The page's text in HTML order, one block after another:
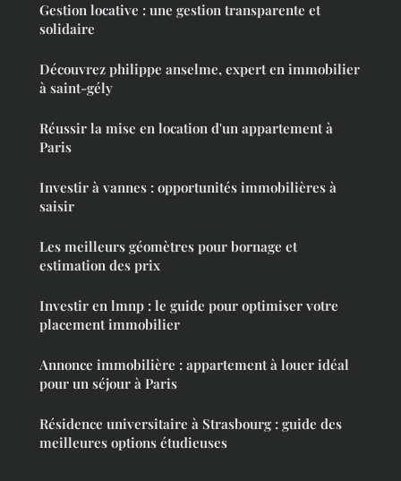
Gestion locative : une gestion transparente et
solidaire
Découvrez philippe anselme, expert en immobilier
à saint-gély
Réussir la mise en location d'un appartement à
Paris
Investir à vannes : opportunités immobilières à
saisir
Les meilleurs géomètres pour bornage et
estimation des prix
Investir en lmnp : le guide pour optimiser votre
placement immobilier
Annonce immobilière : appartement à louer idéal
pour un séjour à Paris
Résidence universitaire à Strasbourg : guide des
meilleures options étudieuses